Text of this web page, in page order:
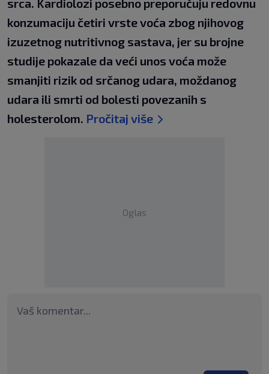
srca. Kardiolozi posebno preporučuju redovnu
konzumaciju četiri vrste voća zbog njihovog
izuzetnog nutritivnog sastava, jer su brojne
studije pokazale da veći unos voća može
smanjiti rizik od srčanog udara, moždanog
udara ili smrti od bolesti povezanih s
holesterolom. Pročitaj više
Oglas